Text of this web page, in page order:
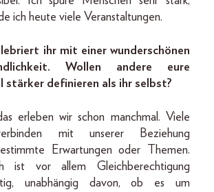
ich heute viele Veranstaltungen.
ihr mit einer wunderschönen
Wollen andere eure
stärker definieren als ihr selbst?
erleben wir schon manchmal. Viele
mit unserer Beziehung
Erwartungen oder Themen.
ist vor allem Gleichberechtigung
unabhängig davon, ob es um